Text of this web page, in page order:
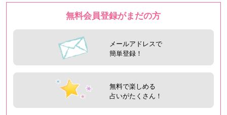
無料会員登録がまだの方
メールアドレスで
簡単登録！
無料で楽しめる
占いがたくさん！